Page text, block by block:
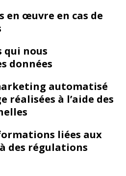
en œuvre en cas de
qui nous
données
automatisé
réalisées à l’aide des
liées aux
des régulations